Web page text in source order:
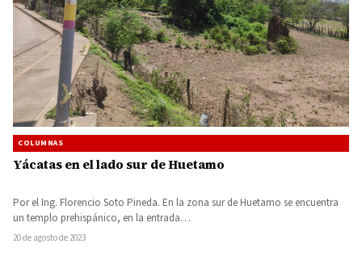
COLUMNAS
Yácatas en el lado sur de Huetamo
Por el Ing. Florencio Soto Pineda. En la zona sur de Huetamo se encuentra
un templo prehispánico, en la entrada…
20 de agosto de 2023